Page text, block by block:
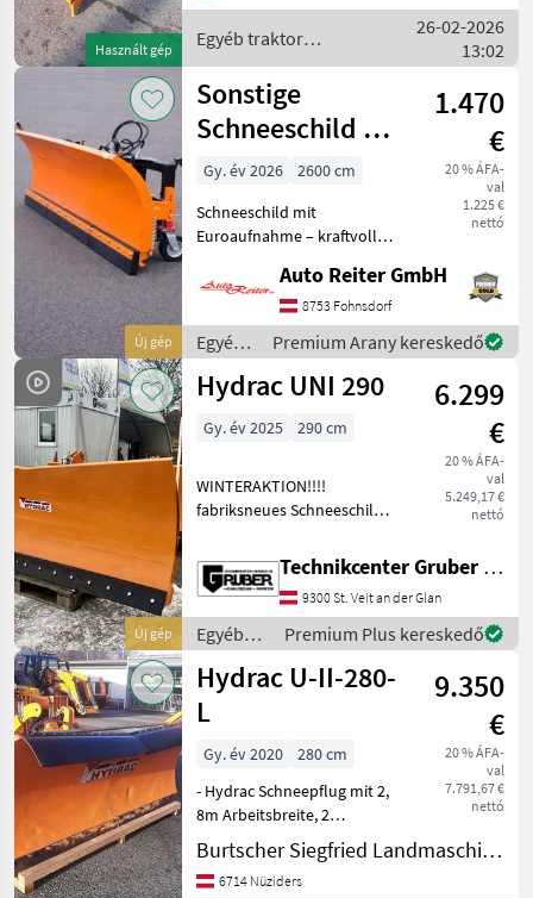
Használt gép
Egyéb traktor
tartozékok / Stekro
26-02-2026
13:02
Új gép
Sonstige
Schneeschild 1,5
bis 2,6 m Top
Qualität
1.470
€
20 % ÁFA-
val
1.225 €
nettó
Gy. év 2026
2600 cm
Schneeschild mit
Euroaufnahme – kraftvoll
robuste Schneeschilder mit
Euroaufnahme für den
professionellen Einsatz im
Winterdienst.
Auto Reiter GmbH
8753 Fohnsdorf
Egyéb
traktor
tartozékok
Sonstige
Premium Arany kereskedő
Új gép
Hydrac UNI 290
6.299
€
20 % ÁFA-
val
5.249,17 €
nettó
Gy. év 2025 290 cm
WINTERAKTION!!!!
fabriksneues Schneeschild
für Front/Heckhydraulik *
Gleitteller * Stahl-
Schürfleiste 150 x 15 mm *
hydraulische Seite
Technikcenter Gruber GmbH
9300 St. Veit an der Glan
Egyéb
traktor
tartozékok
/ Hydrac
Premium Plus kereskedő
Hydrac U-II-280-
L
9.350
€
20 % ÁFA-
val
7.791,67 €
nettó
Gy. év 2020
280 cm
- Hydrac Schneepflug mit 2,
8m Arbeitsbreite, 2
Schaarig, Federklappung,
Stahlschürfleiste,
Schneestaubschutz,
Burtscher Siegfried Landmaschinen
6714 Nüziders